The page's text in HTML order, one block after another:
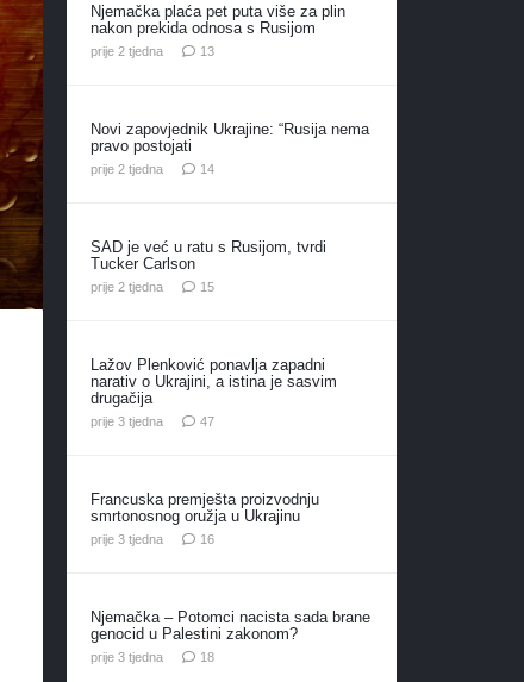
Njemačka plaća pet puta više za plin
nakon prekida odnosa s Rusijom
prije 2 tjedna 13komentara
Novi zapovjednik Ukrajine: “Rusija nema
pravo postojati
prije 2 tjedna 14komentara
SAD je već u ratu s Rusijom, tvrdi
Tucker Carlson
prije 2 tjedna 15komentara
Lažov Plenković ponavlja zapadni
narativ o Ukrajini, a istina je sasvim
drugačija
prije 3 tjedna 47komentara
Francuska premješta proizvodnju
smrtonosnog oružja u Ukrajinu
prije 3 tjedna 16komentara
Njemačka – Potomci nacista sada brane
genocid u Palestini zakonom?
prije 3 tjedna 18komentara